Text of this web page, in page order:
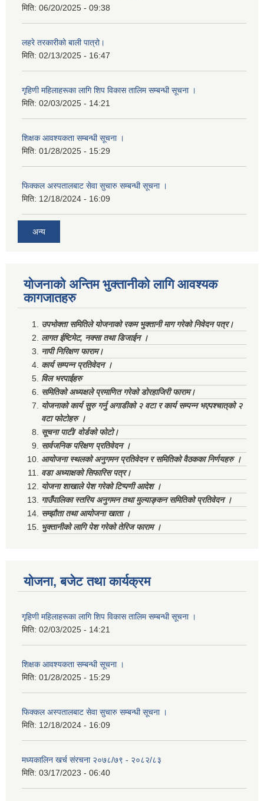
मिति: 06/20/2025 - 09:38
लहरे तरकारीको बाली पात्रो।
मिति: 02/13/2025 - 16:47
गृहिणी महिलाहरूका लागि शिप विकास तालिम सम्बन्धी सूचना ‌।
मिति: 02/03/2025 - 14:21
शिक्षक आवश्यकता सम्बन्धी सूचना ।
मिति: 01/28/2025 - 15:29
फिक्कल अस्पतालबाट सेवा सुचारु सम्बन्धी सूचना ।
मिति: 12/18/2024 - 16:09
अन्य
योजनाको अन्तिम भुक्तानीको लागि आवश्यक
कागजातहरु
उपभोक्ता समितिले योजनाको रकम भुक्तानी माग गरेको निवेदन पत्र।
लागत ईष्टिमेट, नक्सा तथा डिजाईन ।
नापी निरिक्षण फाराम।
कार्य सम्पन्न प्रतिवेदन ।
विल भरपाईहरु
समितिको अध्यक्षले प्रमाणित गरेको डोरहाजिरी फाराम।
योजनाको कार्य सुरु गर्नु अगाडीको २ वटा र कार्य सम्पन्न भएपश्चात्‌को २
वटा फोटोहरु ।
सूचना पाटी/ वोर्डको फोटो।
सार्वजनिक परिक्षण प्रतिवेदन ।
आयोजना स्थलको अनुगमन प्रतिवेदन र समितिको वैठकका निर्णयहरु ।
वडा अध्याक्षको सिफारिस पत्र।
योजना शाखाले पेश गरेको टिप्पणी आदेश ।
गाउँपालिका स्तरिय अनुगमन तथा मुल्याङ्कन समितिको प्रतिवेदन ।
सम्झौता तथा आयोजना खाता ।
भुक्तानीको लागि पेश गरेको तेरिज फाराम ।
योजना, बजेट तथा कार्यक्रम
गृहिणी महिलाहरूका लागि शिप विकास तालिम सम्बन्धी सूचना ‌।
मिति: 02/03/2025 - 14:21
शिक्षक आवश्यकता सम्बन्धी सूचना ।
मिति: 01/28/2025 - 15:29
फिक्कल अस्पतालबाट सेवा सुचारु सम्बन्धी सूचना ।
मिति: 12/18/2024 - 16:09
मध्यकालिन खर्च संरचना २०७८/७९ - २०८२/८३
मिति: 03/17/2023 - 06:40